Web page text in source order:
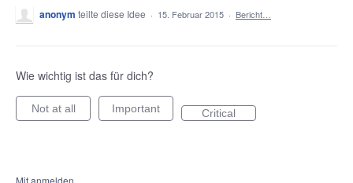
anonym teilte diese Idee · 15. Februar 2015 · Bericht…
Wie wichtig ist das für dich?
Not at all Important Critical
Mit anmelden